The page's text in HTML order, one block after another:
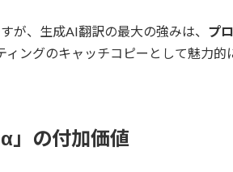
が、生成AI翻訳の最大の強みは、 プ
ィングのキャッチコピーとして魅力
」の付加価値